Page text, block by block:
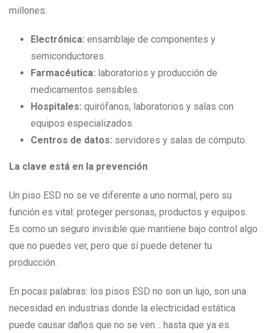
millones:
Electrónica: ensamblaje de componentes y
semiconductores.
Farmacéutica: laboratorios y producción de
medicamentos sensibles.
Hospitales: quirófanos, laboratorios y salas con
equipos especializados.
Centros de datos: servidores y salas de cómputo.
La clave está en la prevención
Un piso ESD no se ve diferente a uno normal, pero su
función es vital: proteger personas, productos y equipos.
Es como un seguro invisible que mantiene bajo control algo
que no puedes ver, pero que sí puede detener tu
producción.
En pocas palabras: los pisos ESD no son un lujo, son una
necesidad en industrias donde la electricidad estática
puede causar daños que no se ven… hasta que ya es